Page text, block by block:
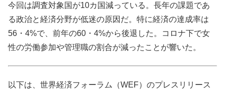
今回は調査対象国が10カ国減っている。長年の課題であ
る政治と経済分野が低迷の原因だ。特に経済の達成率は
56・4%で、前年の60・4%から後退した。コロナ下で女
性の労働参加や管理職の割合が減ったことが響いた。
以下は、世界経済フォーラム（WEF）のプレスリリース